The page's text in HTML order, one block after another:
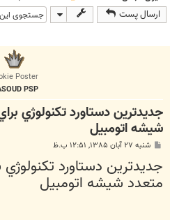
ارسال پست
Poster
PSP
جديدترين دستاورد تكنولوژي
شيشه اتومبيل
ت
شنبه ۲۷ آبان ۱۳۸۵, ۱۲:۵۱ ب.ظ
جديدترين دستاورد
متعدد شيشه اتومبيل